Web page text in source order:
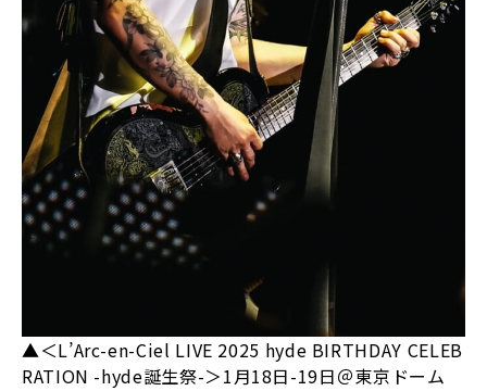
▲＜L’Arc-en-Ciel LIVE 2025 hyde BIRTHDAY CELEB
RATION -hyde誕生祭-＞1⽉18日-19⽇＠東京ドーム